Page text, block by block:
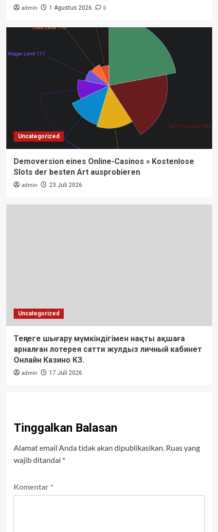
admin 1 Agustus 2026 0
Uncategorized
Demoversion eines Online-Casinos » Kostenlose
Slots der besten Art ausprobieren
admin 23 Juli 2026
Uncategorized
Теңгеге шығару мүмкіндігімен нақты ақшаға
арналған лотерея сатти жулдыз личный кабинет
Онлайн Казино КЗ.
admin 17 Juli 2026
Tinggalkan Balasan
Alamat email Anda tidak akan dipublikasikan. Ruas yang
wajib ditandai *
Komentar *